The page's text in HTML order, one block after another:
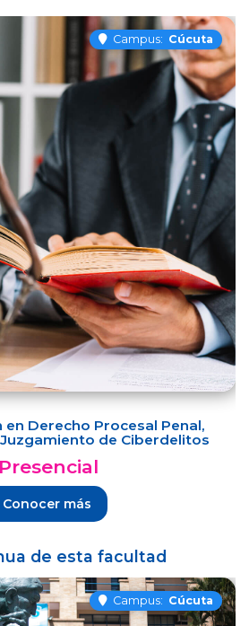
Campus: Cúcuta
en Derecho Procesal Penal,
de Ciberdelitos
Presencial
Conocer más
de esta facultad
Campus: Cúcuta